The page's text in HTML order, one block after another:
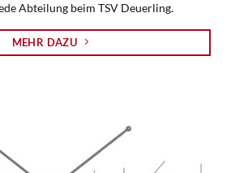
Abteilung beim TSV Deuerling.
MEHR DAZU